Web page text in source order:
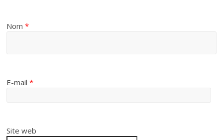
Nom*
E-mail*
Site web